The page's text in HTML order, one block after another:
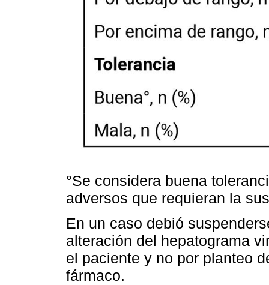
°Se considera buena
adversos que requieran la
En un caso debió
alteración del hepatograma
el paciente y no por planteo
fármaco.